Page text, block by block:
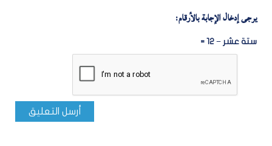
يرجى إدخال الإجابة بالأرقام:
ستة عشر − 12 =
أرسل التعليق